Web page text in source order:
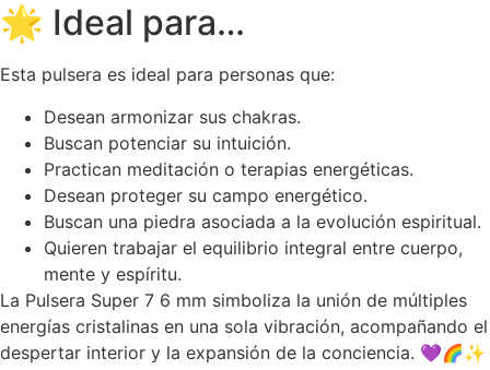
🌟 Ideal para…
Esta pulsera es ideal para personas que:
Desean armonizar sus chakras.
Buscan potenciar su intuición.
Practican meditación o terapias energéticas.
Desean proteger su campo energético.
Buscan una piedra asociada a la evolución espiritual.
Quieren trabajar el equilibrio integral entre cuerpo,
mente y espíritu.
La Pulsera Super 7 6 mm simboliza la unión de múltiples
energías cristalinas en una sola vibración, acompañando el
despertar interior y la expansión de la conciencia. 💜🌈✨